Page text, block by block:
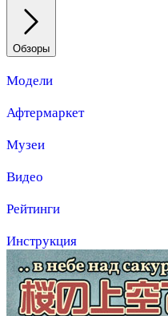
Обзоры
Модели
Афтермаркет
Музеи
Видео
Рейтинги
Инструкция